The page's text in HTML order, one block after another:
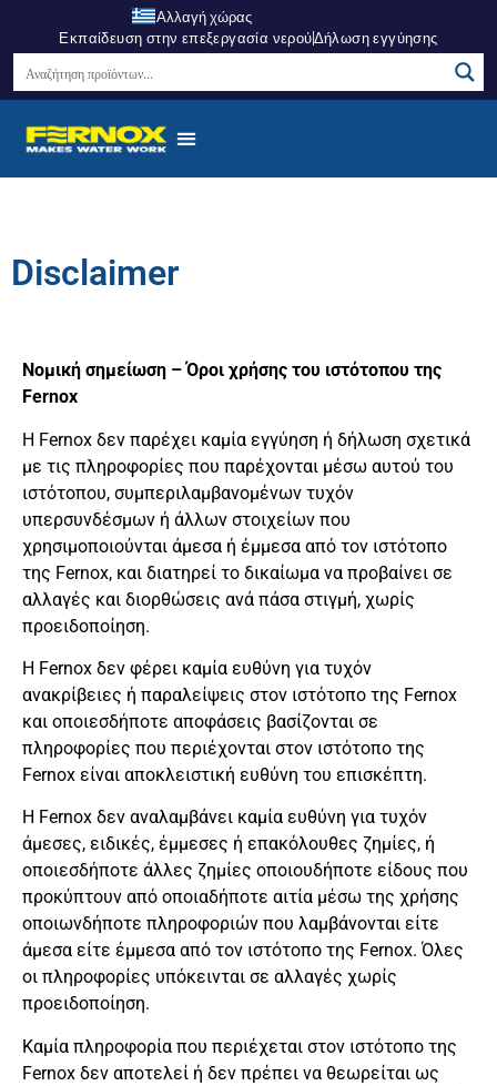
Αλλαγή χώρας
Εκπαίδευση στην επεξεργασία νερούΔήλωση εγγύησης
Disclaimer
Νομική σημείωση – Όροι χρήσης του ιστότοπου της
Fernox
Η Fernox δεν παρέχει καμία εγγύηση ή δήλωση σχετικά
με τις πληροφορίες που παρέχονται μέσω αυτού του
ιστότοπου, συμπεριλαμβανομένων τυχόν
υπερσυνδέσμων ή άλλων στοιχείων που
χρησιμοποιούνται άμεσα ή έμμεσα από τον ιστότοπο
της Fernox, και διατηρεί το δικαίωμα να προβαίνει σε
αλλαγές και διορθώσεις ανά πάσα στιγμή, χωρίς
προειδοποίηση.
Η Fernox δεν φέρει καμία ευθύνη για τυχόν
ανακρίβειες ή παραλείψεις στον ιστότοπο της Fernox
και οποιεσδήποτε αποφάσεις βασίζονται σε
πληροφορίες που περιέχονται στον ιστότοπο της
Fernox είναι αποκλειστική ευθύνη του επισκέπτη.
Η Fernox δεν αναλαμβάνει καμία ευθύνη για τυχόν
άμεσες, ειδικές, έμμεσες ή επακόλουθες ζημίες, ή
οποιεσδήποτε άλλες ζημίες οποιουδήποτε είδους που
προκύπτουν από οποιαδήποτε αιτία μέσω της χρήσης
οποιωνδήποτε πληροφοριών που λαμβάνονται είτε
άμεσα είτε έμμεσα από τον ιστότοπο της Fernox. Όλες
οι πληροφορίες υπόκεινται σε αλλαγές χωρίς
προειδοποίηση.
Καμία πληροφορία που περιέχεται στον ιστότοπο της
Fernox δεν αποτελεί ή δεν πρέπει να θεωρείται ως